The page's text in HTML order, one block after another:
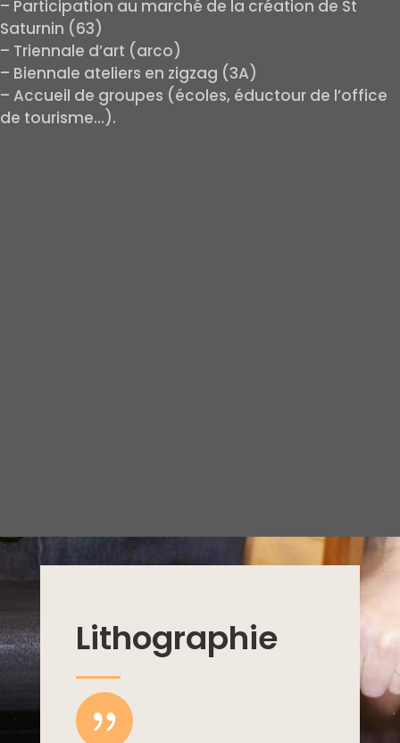
– Participation au marché de la création de St
Saturnin (63)
– Triennale d’art (arco)
– Biennale ateliers en zigzag (3A)
– Accueil de groupes (écoles, éductour de l’office
de tourisme…).
Lithographie
{